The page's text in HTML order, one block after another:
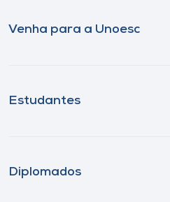
Venha para a Unoesc
Estudantes
Diplomados